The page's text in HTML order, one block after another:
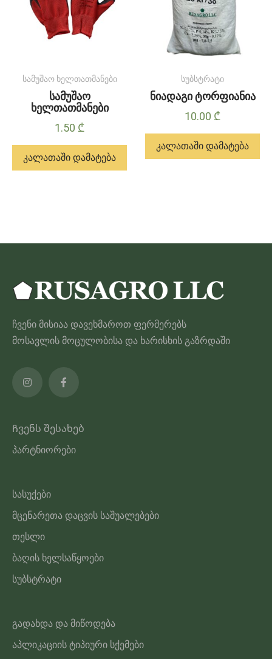
სამუშაო ხელთათმანები
სამუშაო
ხელთათმანები
1.50 ₾
კალათაში დამატება
სუბსტრატი
ნიადაგი ტორფიანია
10.00 ₾
კალათაში დამატება
ჩვენი მისიაა დავეხმაროთ ფერმერებს
მოსავლის მოცულობისა და ხარისხის გაზრდაში
Ჩვენს შესახებ
პარტნიორები
სასუქები
მცენარეთა დაცვის საშუალებები
თესლი
ბაღის ხელსაწყოები
სუბსტრატი
გადახდა და მიწოდება
აპლიკაციის ტიპიური სქემები